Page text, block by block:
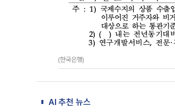
(한국은행)
AI 추천 뉴스